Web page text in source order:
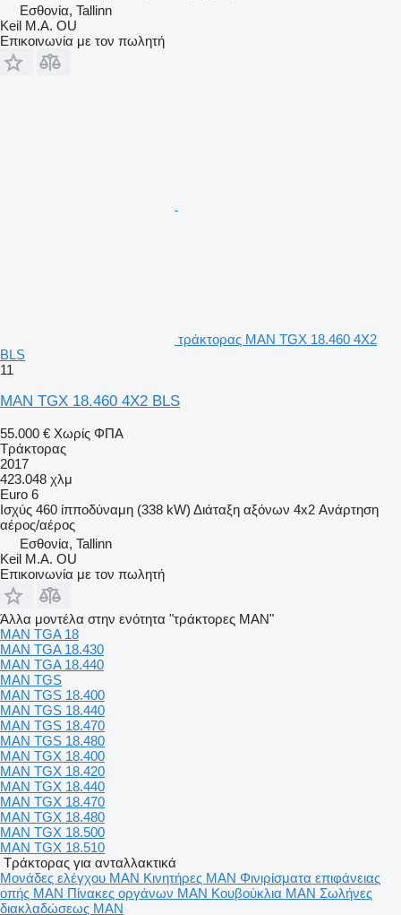
Εσθονία, Tallinn
Keil M.A. OU
Επικοινωνία με τον πωλητή
τράκτορας MAN TGX 18.460 4X2
BLS
11
MAN TGX 18.460 4X2 BLS
55.000 € Χωρίς ΦΠΑ
Τράκτορας
2017
423.048 χλμ
Euro 6
Ισχύς 460 ίπποδύναμη (338 kW) Διάταξη αξόνων 4x2 Ανάρτηση
αέρος/αέρος
Εσθονία, Tallinn
Keil M.A. OU
Επικοινωνία με τον πωλητή
Άλλα μοντέλα στην ενότητα "τράκτορες MAN"
MAN TGA 18
MAN TGA 18.430
MAN TGA 18.440
MAN TGS
MAN TGS 18.400
MAN TGS 18.440
MAN TGS 18.470
MAN TGS 18.480
MAN TGX 18.400
MAN TGX 18.420
MAN TGX 18.440
MAN TGX 18.470
MAN TGX 18.480
MAN TGX 18.500
MAN TGX 18.510
Τράκτορας για ανταλλακτικά
Μονάδες ελέγχου MAN Κινητήρες MAN Φινιρίσματα επιφάνειας
οπής MAN Πίνακες οργάνων MAN Κουβούκλια MAN Σωλήνες
διακλαδώσεως MAN